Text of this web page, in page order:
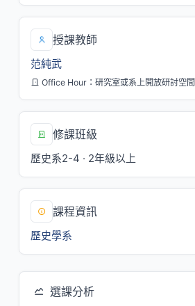
授課教師
范純武
Office Hour：研究室或系上開放研討空間
修課班級
歷史系2-4 · 2年級以上
課程資訊
歷史學系
選課分析